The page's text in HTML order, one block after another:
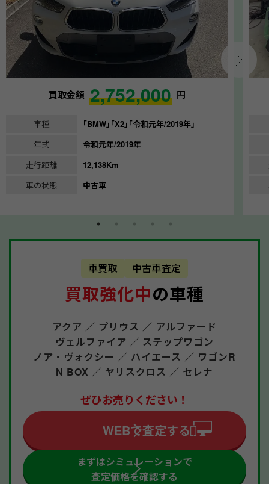
買取金額 2,752,000 円
車種
｢BMW｣｢X2｣｢令和元年/2019年｣
年式
令和元年/2019年
走行距離
12,138Km
車の状態
中古車
車買取 中古車査定
買取強化中の車種
アクア ／ プリウス ／ アルファード
ヴェルファイア ／ ステップワゴン
ノア・ヴォクシー ／ ハイエース ／ ワゴンR
N BOX ／ ヤリスクロス ／ セレナ
ぜひお売りください！
WEBで査定する
まずはシミュレーションで
査定価格を確認する